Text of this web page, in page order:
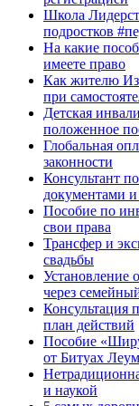
Школа
подростков
На какие
имеете право
Как жителю
при
Детская
положенное
Глобальная
законности
Консультант
документами
Пособие по
свои права
Трансфер и
свадьбы
Установление
через
Консультация
план действий
Пособие
от Битуах
и наукой